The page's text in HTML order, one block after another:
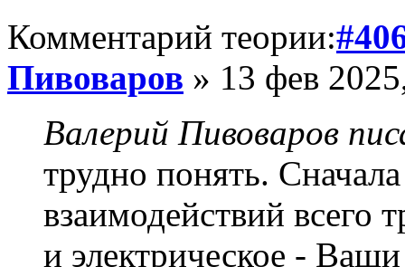
Комментарий теории:
Пивоваров » 13 фев
Валерий Пивоваров
трудно понять.
взаимодействий всего
и электрическое -